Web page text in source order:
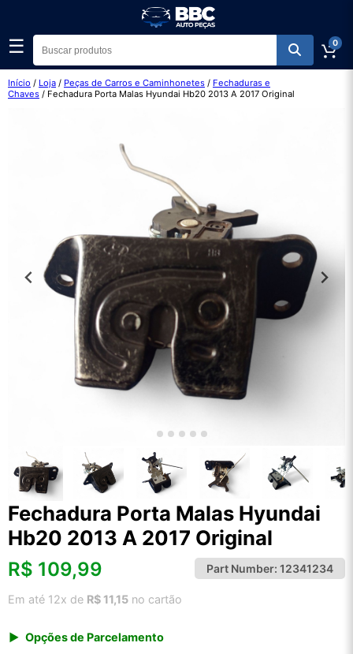
☰ 0
Início / Loja / Peças de Carros e Caminhonetes / Fechaduras e
Chaves / Fechadura Porta Malas Hyundai Hb20 2013 A 2017 Original
Fechadura Porta Malas Hyundai
Hb20 2013 A 2017 Original
R$ 109,99 Part Number: 12341234
Em até 12x de R$ 11,15 no cartão
Opções de Parcelamento